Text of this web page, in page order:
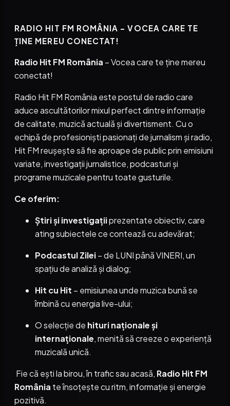
RADIO HIT FM ROMÂNIA – VOCEA CARE TE
ȚINE MEREU CONECTAT!
Radio Hit FM România – Vocea care te ține mereu
conectat!
Radio Hit FM România este postul de radio care
aduce ascultătorilor mixul perfect dintre informație
de calitate, muzică actuală și divertisment. Cu o
echipă de profesioniști pasionați de jurnalism și radio,
Hit FM reușește să fie aproape de public prin emisiuni
variate, investigații jurnalistice, podcasturi și
programe muzicale pentru toate gusturile.
Ce oferim:
Știri și investigațiiprezentate obiectiv, care
ating subiectele ce contează cu adevărat;
Podcastul Zilei– de LUNI până VINERI, un
spațiu de analiză și dialog;
Hit cu Hit – emisiunea unde muzica bună se
îmbină cu energia live-ului;
O selecție de hituri naționale și
internaționale, menită să creeze o experiență
muzicală unică.
Fie că ești la birou, în trafic sau acasă, Radio Hit FM
România te însoțește cu ritm, informație și energie
pozitivă.